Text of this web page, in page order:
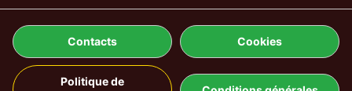
Contacts Cookies
Politique de